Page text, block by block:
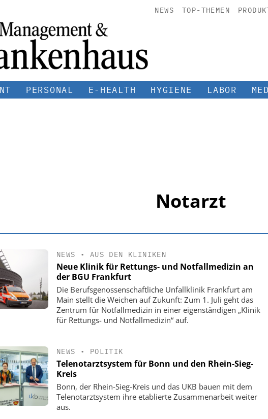
NEWS TOP-THEMEN
PERSONAL E-HEALTH HYGIENE LABOR
Notarzt
NEWS • AUS DEN KLINIKEN
Neue Klinik für Rettungs- und Notfallmedizin an
der BGU Frankfurt
Die Berufsgenossenschaftliche Unfallklinik Frankfurt am
Main stellt die Weichen auf Zukunft: Zum 1. Juli geht das
Zentrum für Notfallmedizin in einer eigenständigen „Klinik
für Rettungs- und Notfallmedizin“ auf.
NEWS • POLITIK
Telenotarztsystem für Bonn und den Rhein-Sieg-
Kreis
Bonn, der Rhein-Sieg-Kreis und das UKB bauen mit dem
Telenotarztsystem ihre etablierte Zusammenarbeit weiter
aus.
EASY SOFTWARE AG
Digitalisierung im
Von digitaler
zur KI-fähigen Steuerung
Digitalisierung im
Personalmanagement: Von